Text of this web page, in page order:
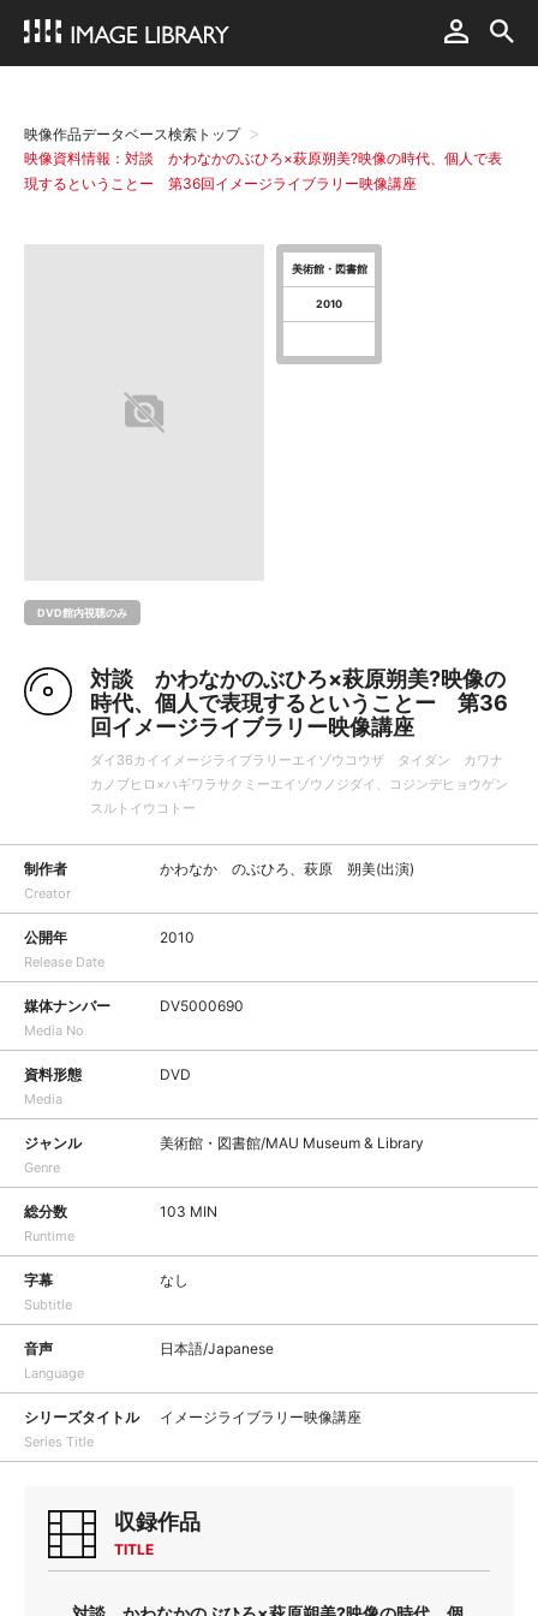
映像作品データベース検索トップ
映像資料情報：対談 かわなかのぶひろ×萩原朔美?映像の時代、個人で表
現するということー 第36回イメージライブラリー映像講座
DVD館内視聴のみ
美術館・図書館
2010
対談 かわなかのぶひろ×萩原朔美?映像の
時代、個人で表現するということー 第36
回イメージライブラリー映像講座
ダイ36カイイメージライブラリーエイゾウコウザ タイダン カワナ
カノブヒロ×ハギワラサクミーエイゾウノジダイ、コジンデヒョウゲン
スルトイウコトー
制作者
Creator
かわなか のぶひろ、萩原 朔美(出演)
公開年
Release Date
2010
媒体ナンバー
Media No
DV5000690
資料形態
Media
DVD
ジャンル
Genre
美術館・図書館/MAU Museum & Library
総分数
Runtime
103 MIN
字幕
Subtitle
なし
音声
Language
日本語/Japanese
シリーズタイトル
Series Title
イメージライブラリー映像講座
収録作品
TITLE